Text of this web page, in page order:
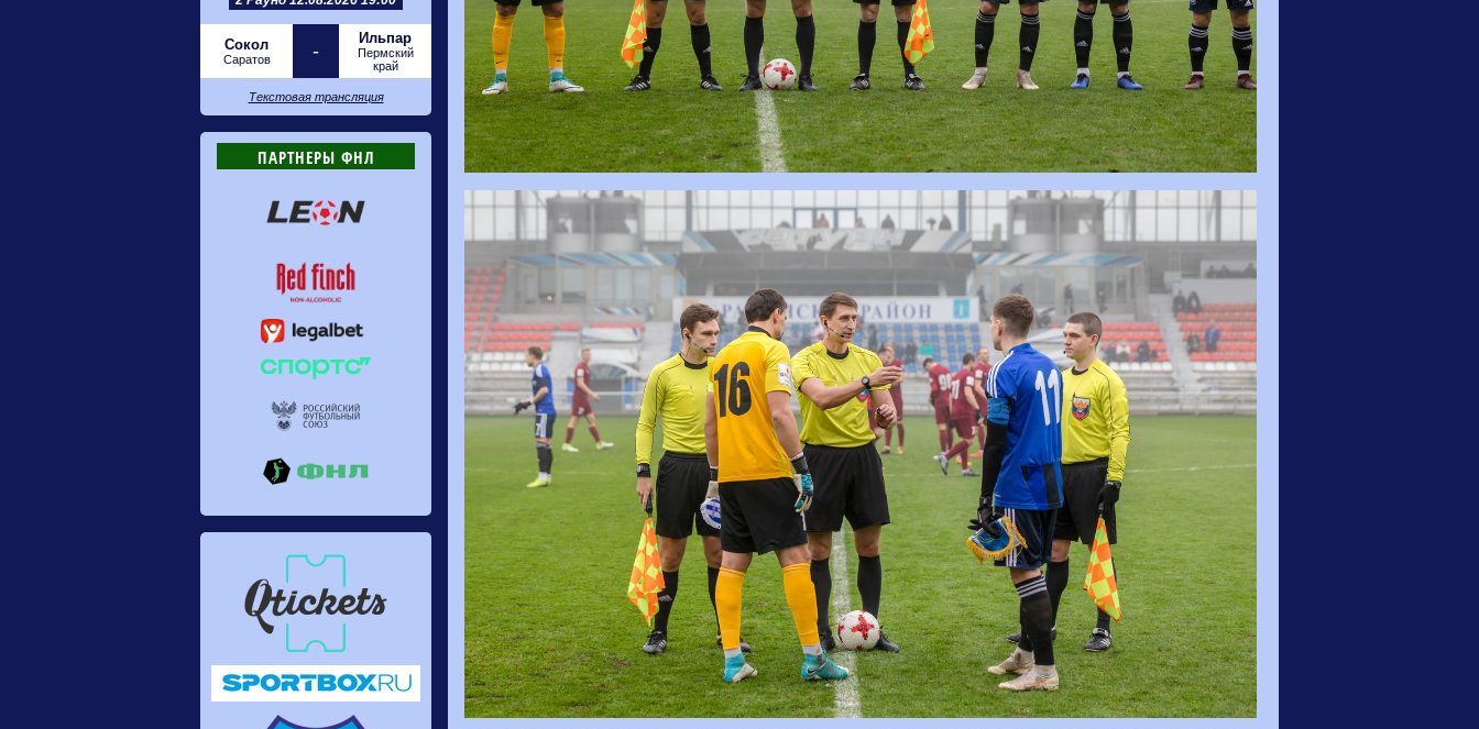
Сокол
Саратов -
Ильпар
Пермский
край
Текстовая трансляция
ПАРТНЕРЫ ФНЛ